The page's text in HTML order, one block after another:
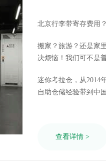
北京行李带寄存费用
搬家？旅游？还是家里东西太多？ 行李寄存的问题是不是让你头
决烦恼！我们可不是
迷你考拉仓，从2014
自助仓储经验带到中国，让您
查看详情 >